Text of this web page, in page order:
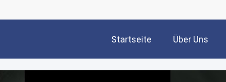
Startseite Über Uns